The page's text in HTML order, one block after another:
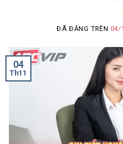
ĐÃ ĐĂNG TRÊN 04/
04
Th11